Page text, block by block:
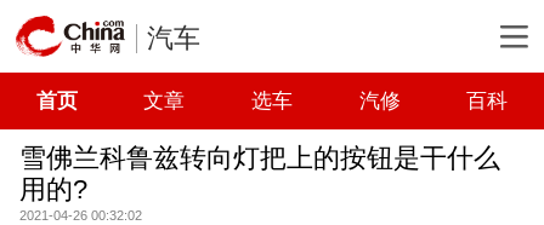
汽车
首页 文章 选车 汽修 百科
雪佛兰科鲁兹转向灯把上的按钮是干什么
用的?
2021-04-26 00:32:02